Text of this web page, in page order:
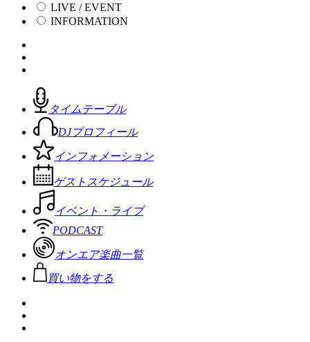
LIVE / EVENT
INFORMATION
タイムテーブル
DJプロフィール
インフォメーション
ゲストスケジュール
イベント・ライブ
PODCAST
オンエア楽曲一覧
買い物をする